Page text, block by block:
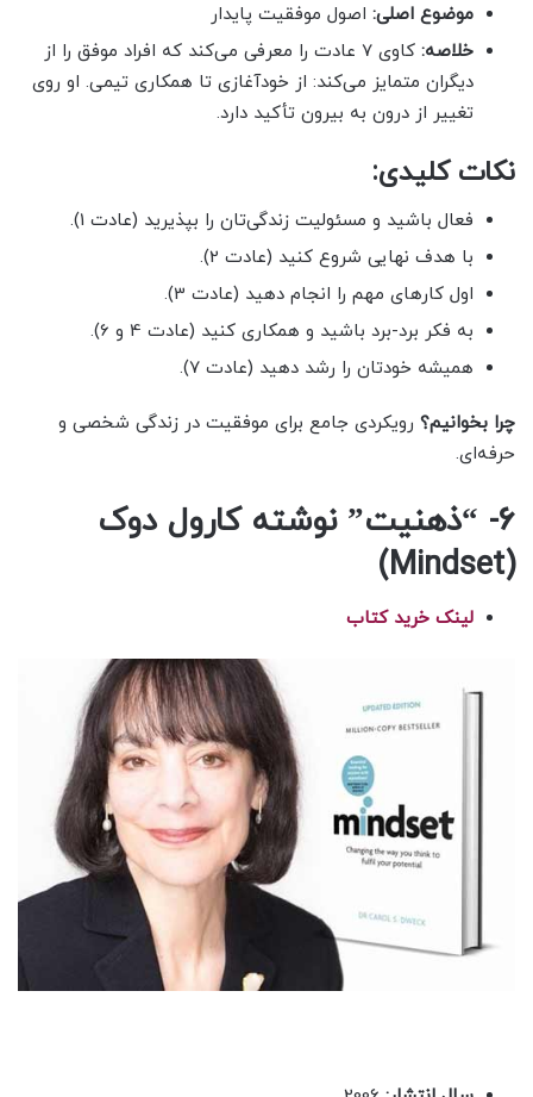
موضوع اصلی: اصول موفقیت پایدار
خلاصه:
کاوی 7 عادت را معرفی می‌کند که افراد موفق را از
دیگران متمایز می‌کند: از خودآغازی تا همکاری تیمی. او روی
تغییر از درون به بیرون تأکید دارد.
نکات کلیدی:
فعال باشید و مسئولیت زندگی‌تان را بپذیرید (عادت 1).
با هدف نهایی شروع کنید (عادت 2).
اول کارهای مهم را انجام دهید (عادت 3).
به فکر برد-برد باشید و همکاری کنید (عادت 4 و 6).
همیشه خودتان را رشد دهید (عادت 7).
چرا بخوانیم؟ رویکردی جامع برای موفقیت در زندگی شخصی و
حرفه‌ای.
6- “ذهنیت” نوشته کارول دوک
(Mindset)
لینک خرید کتاب